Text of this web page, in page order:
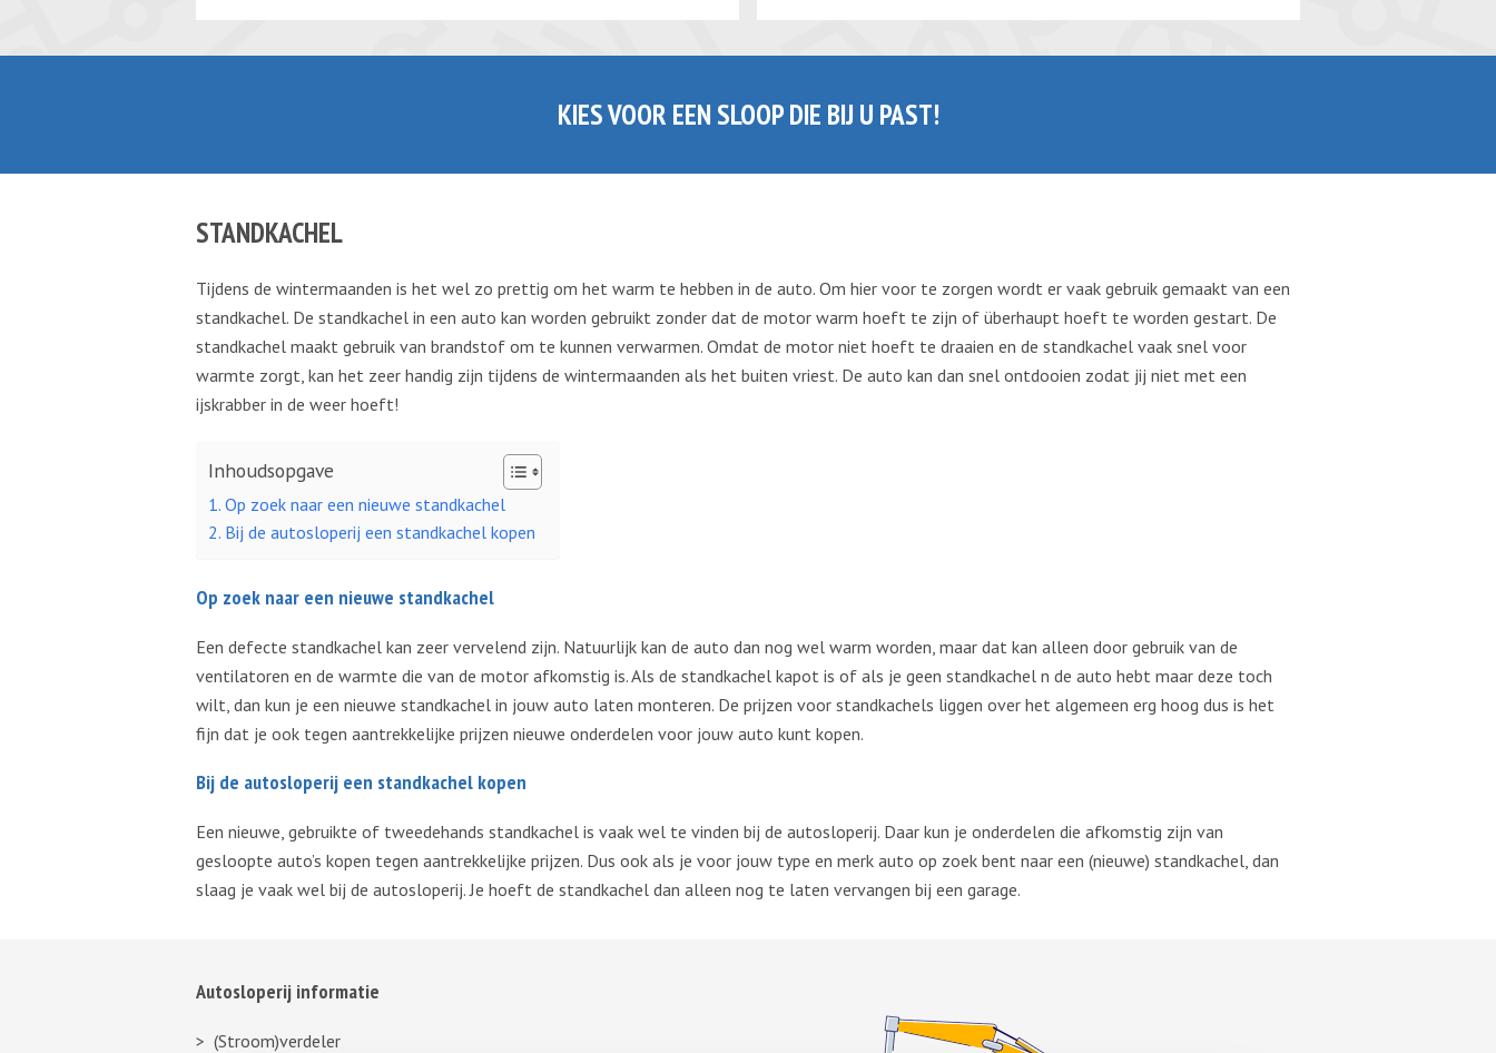
KIES VOOR EEN SLOOP DIE BIJ U PAST!
STANDKACHEL
Tijdens de wintermaanden is het wel zo prettig om het warm te hebben in de auto. Om hier voor te zorgen wordt er vaak gebruik gemaakt van een
standkachel. De standkachel in een auto kan worden gebruikt zonder dat de motor warm hoeft te zijn of überhaupt hoeft te worden gestart. De
standkachel maakt gebruik van brandstof om te kunnen verwarmen. Omdat de motor niet hoeft te draaien en de standkachel vaak snel voor
warmte zorgt, kan het zeer handig zijn tijdens de wintermaanden als het buiten vriest. De auto kan dan snel ontdooien zodat jij niet met een
ijskrabber in de weer hoeft!
Inhoudsopgave
Op zoek naar een nieuwe standkachel
Bij de autosloperij een standkachel kopen
Op zoek naar een nieuwe standkachel
Een defecte standkachel kan zeer vervelend zijn. Natuurlijk kan de auto dan nog wel warm worden, maar dat kan alleen door gebruik van de
ventilatoren en de warmte die van de motor afkomstig is. Als de standkachel kapot is of als je geen standkachel n de auto hebt maar deze toch
wilt, dan kun je een nieuwe standkachel in jouw auto laten monteren. De prijzen voor standkachels liggen over het algemeen erg hoog dus is het
fijn dat je ook tegen aantrekkelijke prijzen nieuwe onderdelen voor jouw auto kunt kopen.
Bij de autosloperij een standkachel kopen
Een nieuwe, gebruikte of tweedehands standkachel is vaak wel te vinden bij de autosloperij. Daar kun je onderdelen die afkomstig zijn van
gesloopte auto’s kopen tegen aantrekkelijke prijzen. Dus ook als je voor jouw type en merk auto op zoek bent naar een (nieuwe) standkachel, dan
slaag je vaak wel bij de autosloperij. Je hoeft de standkachel dan alleen nog te laten vervangen bij een garage.
Autosloperij informatie
(Stroom)verdeler